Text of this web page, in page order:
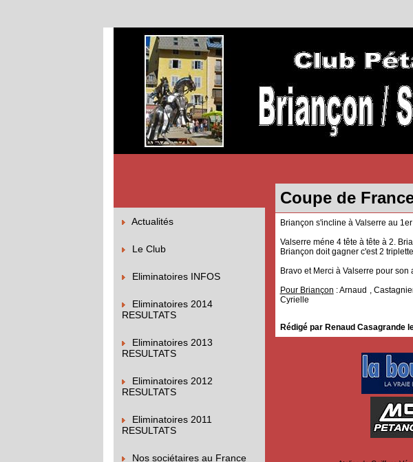
Actualités
Le Club
Eliminatoires INFOS
Eliminatoires 2014
RESULTATS
Eliminatoires 2013
RESULTATS
Eliminatoires 2012
RESULTATS
Eliminatoires 2011
RESULTATS
Nos sociétaires au France
Coupe de
Briançon s'incline à Valserre au
Valserre méne 4 tête à tête à 2.
Briançon doit gagner c'est 2
Bravo et Merci à Valserre pour son
Pour Briançon : Arnaud ,
Cyrielle
Rédigé par Renaud Casagrande